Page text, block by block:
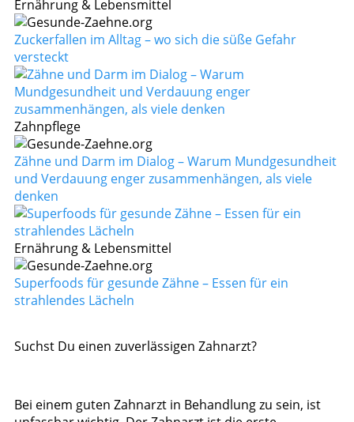
Ernährung & Lebensmittel
Zuckerfallen im Alltag – wo sich die süße Gefahr
versteckt
Zahnpflege
Zähne und Darm im Dialog – Warum Mundgesundheit
und Verdauung enger zusammenhängen, als viele
denken
Ernährung & Lebensmittel
Superfoods für gesunde Zähne – Essen für ein
strahlendes Lächeln
Suchst Du einen zuverlässigen Zahnarzt?
Bei einem guten Zahnarzt in Behandlung zu sein, ist